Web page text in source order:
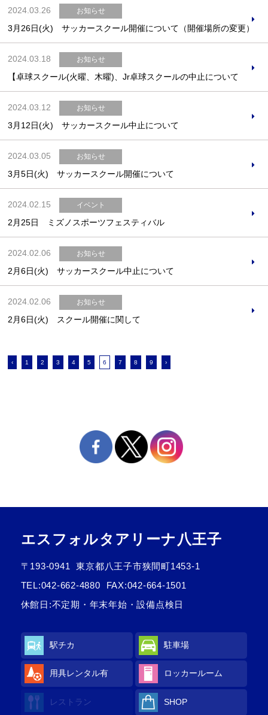
2024.03.26 お知らせ
3月26日(火) サッカースクール開催について（開催場所の変更）
2024.03.18 お知らせ
【卓球スクール(火曜、木曜)、Jr卓球スクールの中止について
2024.03.12 お知らせ
3月12日(火) サッカースクール中止について
2024.03.05 お知らせ
3月5日(火) サッカースクール開催について
2024.02.15 イベント
2月25日 ミズノスポーツフェスティバル
2024.02.06 お知らせ
2月6日(火) サッカースクール中止について
2024.02.06 お知らせ
2月6日(火) スクール開催に関して
‹ 1 2 3 4 5 6 7 8 9 ›
エスフォルタアリーナ八王子
〒193-0941
東京都八王子市狭間町1453-1
TEL:042-662-4880
FAX:042-664-1501
休館日:不定期・年末年始・設備点検日
駅チカ 駐車場
用具レンタル有 ロッカールーム
レストラン SHOP